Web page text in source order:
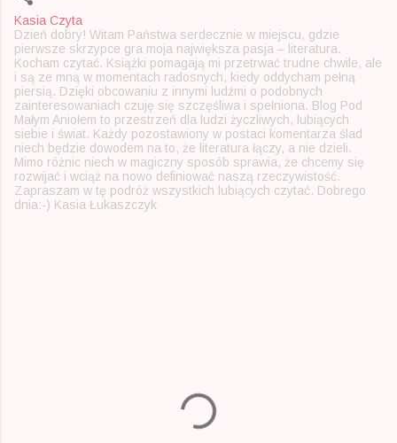
Kasia Czyta
Dzień dobry! Witam Państwa serdecznie w miejscu, gdzie
pierwsze skrzypce gra moja największa pasja – literatura.
Kocham czytać. Książki pomagają mi przetrwać trudne chwile, ale
i są ze mną w momentach radosnych, kiedy oddycham pełną
piersią. Dzięki obcowaniu z innymi ludźmi o podobnych
zainteresowaniach czuję się szczęśliwa i spełniona. Blog Pod
Małym Aniołem to przestrzeń dla ludzi życzliwych, lubiących
siebie i świat. Każdy pozostawiony w postaci komentarza ślad
niech będzie dowodem na to, że literatura łączy, a nie dzieli.
Mimo różnic niech w magiczny sposób sprawia, że chcemy się
rozwijać i wciąż na nowo definiować naszą rzeczywistość.
Zapraszam w tę podróż wszystkich lubiących czytać. Dobrego
dnia:-) Kasia Łukaszczyk